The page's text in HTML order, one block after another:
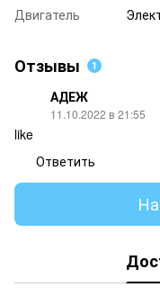
Двигатель
Отзывы 1
АДЕЖ
11.10.2022 в 21:55
like
Ответить